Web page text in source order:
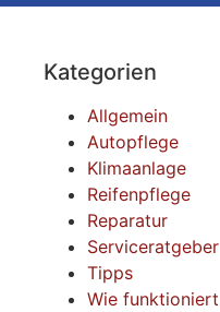
Kategorien
Allgemein
Autopflege
Klimaanlage
Reifenpflege
Reparatur
Serviceratgeber
Tipps
Wie funktioniert